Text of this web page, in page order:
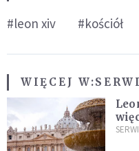
#leon xiv #kościół
WIĘCEJ W:
ją